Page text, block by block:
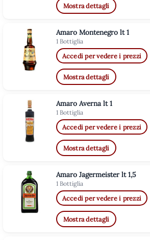
Mostra dettagli
Amaro Montenegro lt 1
1 Bottiglia
Accedi per vedere i prezzi
Mostra dettagli
Amaro Averna lt 1
1 Bottiglia
Accedi per vedere i prezzi
Mostra dettagli
Amaro Jagermeister lt 1,5
1 Bottiglia
Accedi per vedere i prezzi
Mostra dettagli